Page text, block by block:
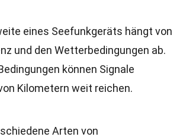
eines Seefunkgeräts hängt von
und den Wetterbedingungen ab.
können Signale
Kilometern weit reichen.
Arten von